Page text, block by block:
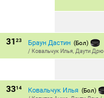
31 23 Браун Дастин (Бол)
/ Ковальчук Илья, Даути Дрю
3314 Ковальчук Илья (Бол)